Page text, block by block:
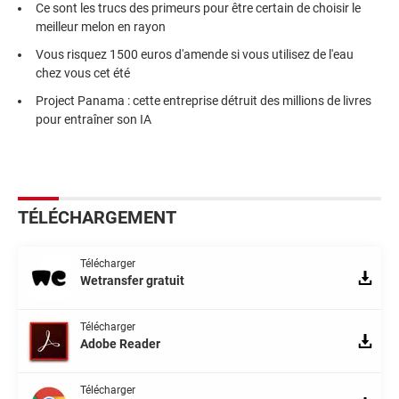
Ce sont les trucs des primeurs pour être certain de choisir le
meilleur melon en rayon
Vous risquez 1500 euros d'amende si vous utilisez de l'eau
chez vous cet été
Project Panama : cette entreprise détruit des millions de livres
pour entraîner son IA
TÉLÉCHARGEMENT
Télécharger
Wetransfer gratuit
Télécharger
Adobe Reader
Télécharger